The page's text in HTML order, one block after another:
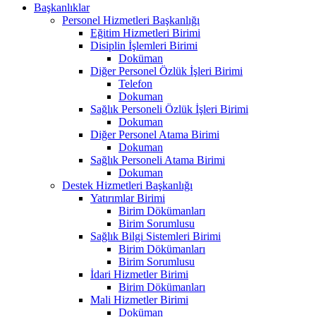
Başkanlıklar
Personel Hizmetleri Başkanlığı
Eğitim Hizmetleri Birimi
Disiplin İşlemleri Birimi
Doküman
Diğer Personel Özlük İşleri Birimi
Telefon
Dokuman
Sağlık Personeli Özlük İşleri Birimi
Dokuman
Diğer Personel Atama Birimi
Dokuman
Sağlık Personeli Atama Birimi
Dokuman
Destek Hizmetleri Başkanlığı
Yatırımlar Birimi
Birim Dökümanları
Birim Sorumlusu
Sağlık Bilgi Sistemleri Birimi
Birim Dökümanları
Birim Sorumlusu
İdari Hizmetler Birimi
Birim Dökümanları
Mali Hizmetler Birimi
Doküman